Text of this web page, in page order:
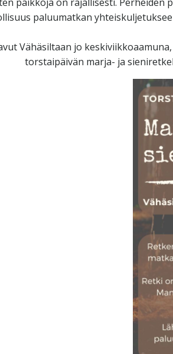
paluumatkan
Vähäsiltaan jo
torstaipäivän marja- ja